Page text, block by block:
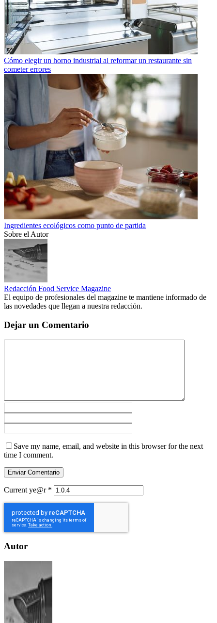
Cómo elegir un horno industrial al reformar un restaurante sin
cometer errores
Ingredientes ecológicos como punto de partida
Sobre el Autor
Redacción Food Service Magazine
El equipo de profesionales del magazine te mantiene informado de
las novedades que llegan a nuestra redacción.
Dejar un Comentario
Save my name, email, and website in this browser for the next
time I comment.
Current ye@r *
Autor